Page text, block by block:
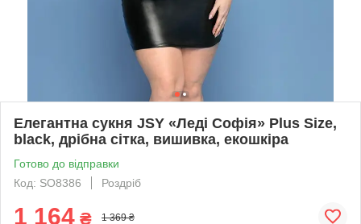
Елегантна сукня JSY «Леді Софія» Plus Size,
black, дрібна сітка, вишивка, екошкіра
Готово до відправки
Код: SO8386
Роздріб
1 164 ₴ 1 369 ₴